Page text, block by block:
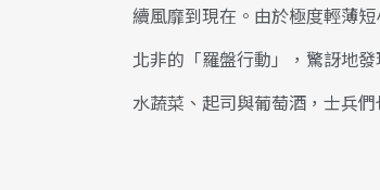
續風靡到現在。由於極度輕薄
北非的「羅盤行動」，驚訝地
水蔬菜、起司與葡萄酒，士兵